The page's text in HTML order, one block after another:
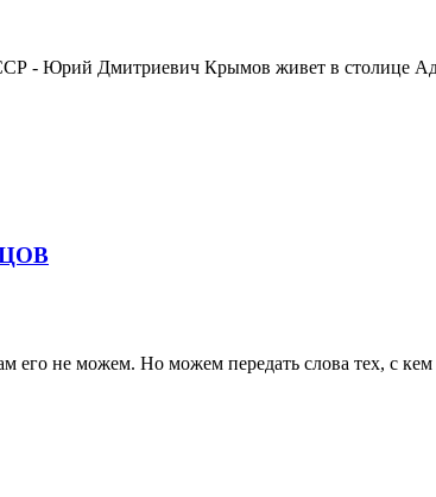
- Юрий Дмитриевич Крымов живет в столице
его не можем. Но можем передать слова тех, с